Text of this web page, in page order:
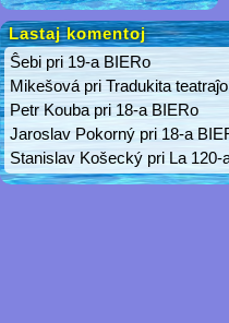
Lastaj komentoj
Ŝebi pri 19-a BIERo
Mikešová pri Tradukita teatraĵo
Petr Kouba pri 18-a BIERo
Jaroslav Pokorný pri 18-a
Stanislav Košecký pri La 120-